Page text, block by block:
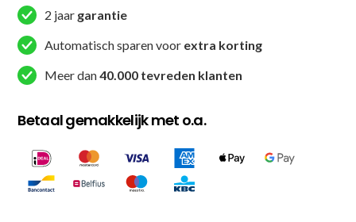
Suit
S
Grijs
Zwart
2 jaar garantie
Automatisch sparen voor extra korting
Meer dan40.000 tevreden klanten
Betaal gemakkelijk met o.a.